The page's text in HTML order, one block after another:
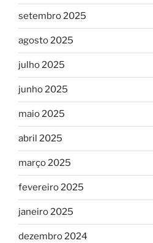
setembro 2025
agosto 2025
julho 2025
junho 2025
maio 2025
abril 2025
março 2025
fevereiro 2025
janeiro 2025
dezembro 2024